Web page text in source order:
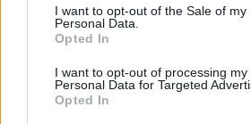
I want to opt-out of the Sale of my
Personal Data.
Opted In
I want to opt-out of processing my
Personal Data for Targeted
Opted In
aumento: